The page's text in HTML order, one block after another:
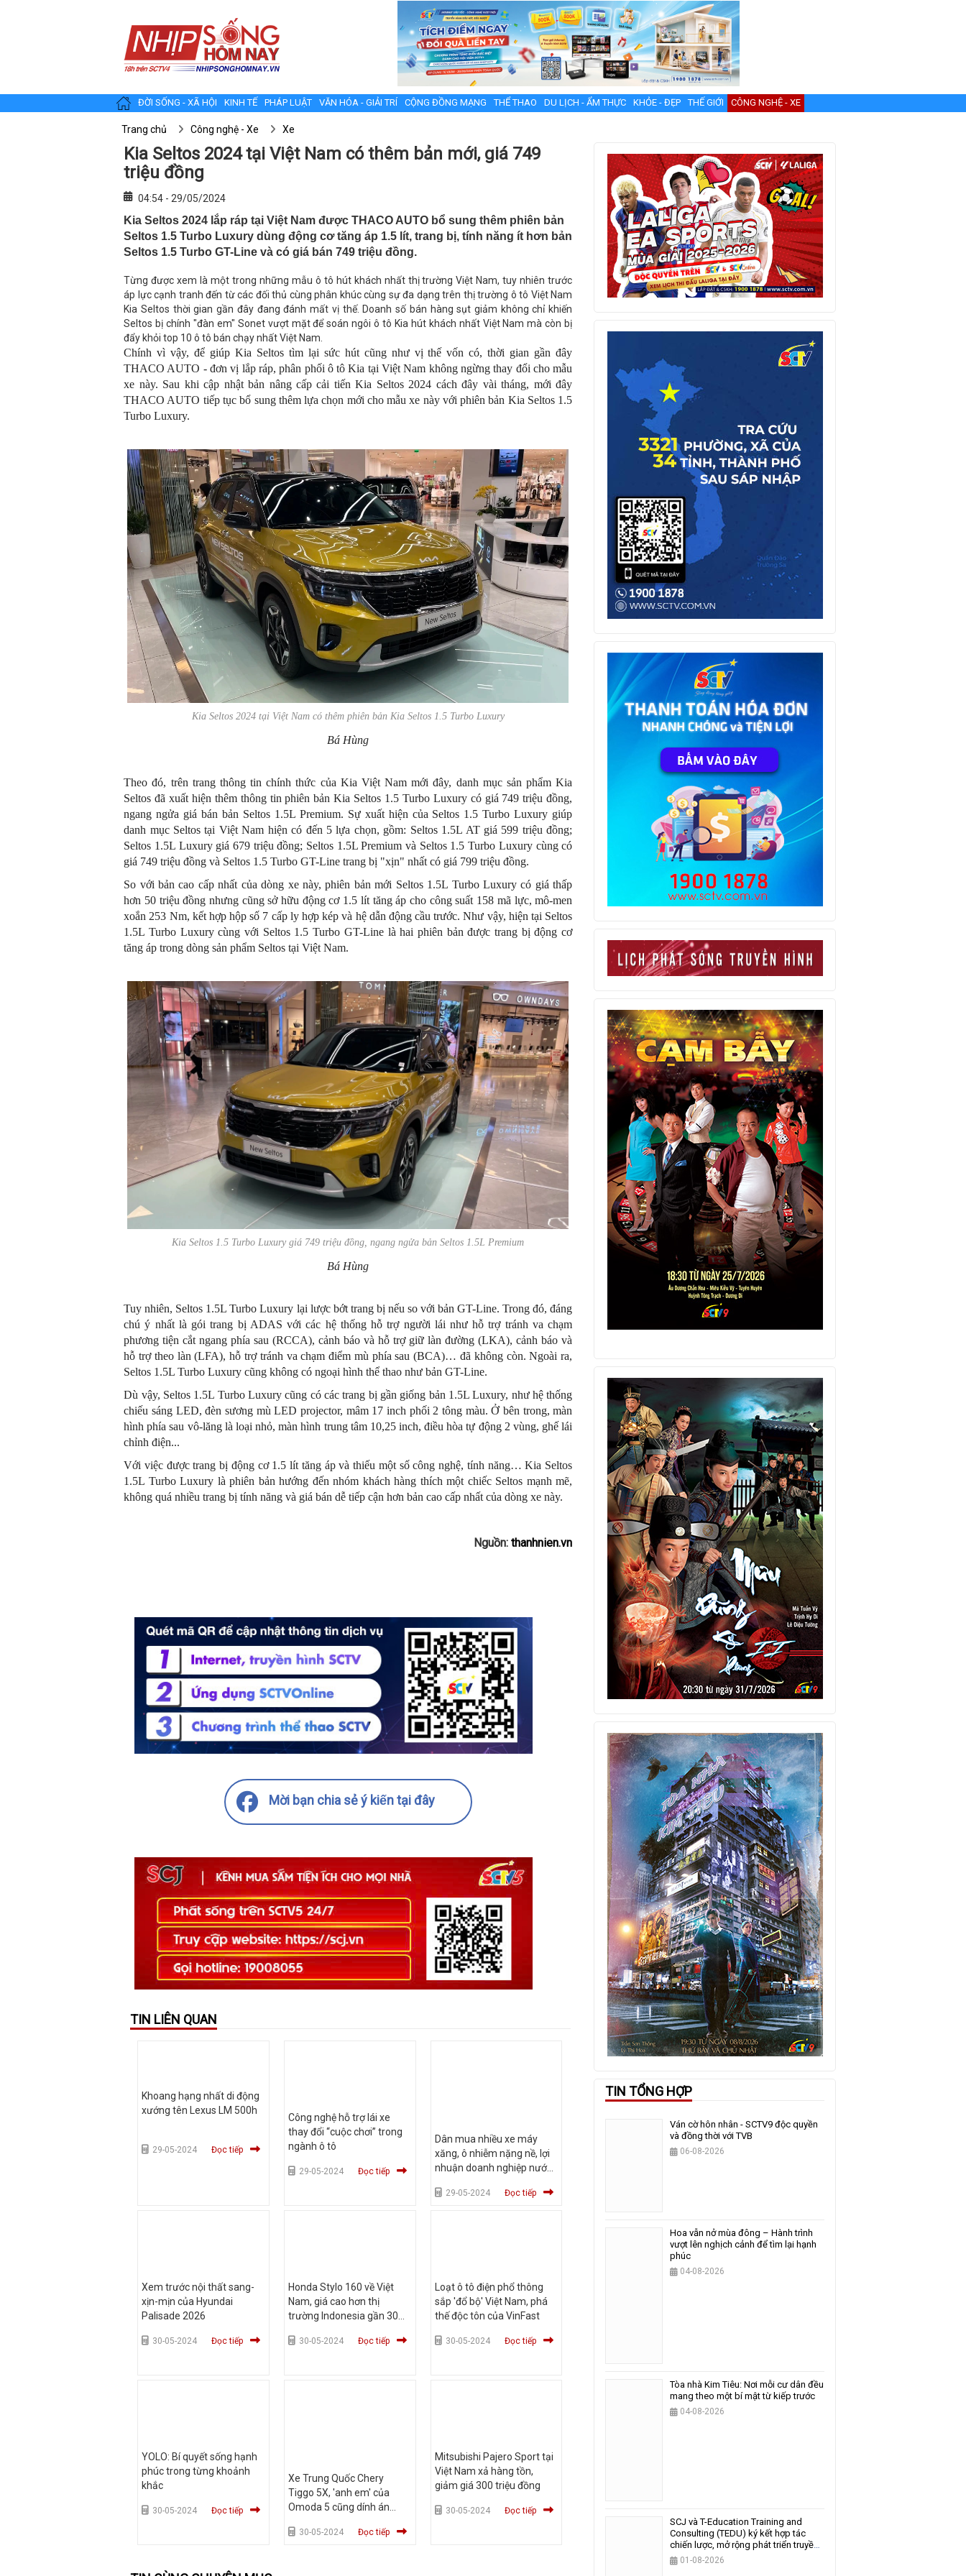
ĐỜI SỐNG - XÃ HỘI KINH TẾ PHÁP LUẬT VĂN HÓA - GIẢI TRÍ CỘNG ĐỒNG MẠNG THỂ THAO DU LỊCH - ẨM THỰC KHỎE - ĐẸP THẾ GIỚI CÔNG NGHỆ - XE
Trang chủ Công nghệ - Xe Xe
Kia Seltos 2024 tại Việt Nam có thêm bản mới, giá 749
triệu đồng
04:54 - 29/05/2024
Kia Seltos 2024 lắp ráp tại Việt Nam được THACO AUTO bổ sung thêm phiên bản
Seltos 1.5 Turbo Luxury dùng động cơ tăng áp 1.5 lít, trang bị, tính năng ít hơn bản
Seltos 1.5 Turbo GT-Line và có giá bán 749 triệu đồng.
Từng được xem là một trong những mẫu ô tô hút khách nhất thị trường Việt Nam, tuy nhiên trước
áp lực cạnh tranh đến từ các đối thủ cùng phân khúc cùng sự đa dạng trên thị trường ô tô Việt Nam
Kia Seltos thời gian gần đây đang đánh mất vị thế. Doanh số bán hàng sụt giảm không chỉ khiến
Seltos bị chính "đàn em" Sonet vượt mặt để soán ngôi ô tô Kia hút khách nhất Việt Nam mà còn bị
đẩy khỏi top 10 ô tô bán chạy nhất Việt Nam.
Chính vì vậy, để giúp Kia Seltos tìm lại sức hút cũng như vị thế vốn có, thời gian gần đây
THACO AUTO - đơn vị lắp ráp, phân phối ô tô Kia tại Việt Nam không ngừng thay đổi cho mẫu
xe này. Sau khi cập nhật bản nâng cấp cải tiến Kia Seltos 2024 cách đây vài tháng, mới đây
THACO AUTO tiếp tục bổ sung thêm lựa chọn mới cho mẫu xe này với phiên bản Kia Seltos 1.5
Turbo Luxury.
Kia Seltos 2024 tại Việt Nam có thêm phiên bản Kia Seltos 1.5 Turbo Luxury
Bá Hùng
Theo đó, trên trang thông tin chính thức của Kia Việt Nam mới đây, danh mục sản phẩm Kia
Seltos đã xuất hiện thêm thông tin phiên bản Kia Seltos 1.5 Turbo Luxury có giá 749 triệu đồng,
ngang ngửa giá bán bản Seltos 1.5L Premium. Sự xuất hiện của Seltos 1.5 Turbo Luxury giúp
danh mục Seltos tại Việt Nam hiện có đến 5 lựa chọn, gồm: Seltos 1.5L AT giá 599 triệu đồng;
Seltos 1.5L Luxury giá 679 triệu đồng; Seltos 1.5L Premium và Seltos 1.5 Turbo Luxury cùng có
giá 749 triệu đồng và Seltos 1.5 Turbo GT-Line trang bị "xịn" nhất có giá 799 triệu đồng.
So với bản cao cấp nhất của dòng xe này, phiên bản mới Seltos 1.5L Turbo Luxury có giá thấp
hơn 50 triệu đồng nhưng cũng sở hữu động cơ 1.5 lít tăng áp cho công suất 158 mã lực, mô-men
xoắn 253 Nm, kết hợp hộp số 7 cấp ly hợp kép và hệ dẫn động cầu trước. Như vậy, hiện tại Seltos
1.5L Turbo Luxury cùng với Seltos 1.5 Turbo GT-Line là hai phiên bản được trang bị động cơ
tăng áp trong dòng sản phẩm Seltos tại Việt Nam.
Kia Seltos 1.5 Turbo Luxury giá 749 triệu đồng, ngang ngửa bản Seltos 1.5L Premium
Bá Hùng
Tuy nhiên, Seltos 1.5L Turbo Luxury lại lược bớt trang bị nếu so với bản GT-Line. Trong đó, đáng
chú ý nhất là gói trang bị ADAS với các hệ thống hỗ trợ người lái như hỗ trợ tránh va chạm
phương tiện cắt ngang phía sau (RCCA), cảnh báo và hỗ trợ giữ làn đường (LKA), cảnh báo và
hỗ trợ theo làn (LFA), hỗ trợ tránh va chạm điểm mù phía sau (BCA)… đã không còn. Ngoài ra,
Seltos 1.5L Turbo Luxury cũng không có ngoại hình thể thao như bản GT-Line.
Dù vậy, Seltos 1.5L Turbo Luxury cũng có các trang bị gần giống bản 1.5L Luxury, như hệ thống
chiếu sáng LED, đèn sương mù LED projector, mâm 17 inch phối 2 tông màu. Ở bên trong, màn
hình phía sau vô-lăng là loại nhỏ, màn hình trung tâm 10,25 inch, điều hòa tự động 2 vùng, ghế lái
chỉnh điện...
Với việc được trang bị động cơ 1.5 lít tăng áp và thiếu một số công nghệ, tính năng… Kia Seltos
1.5L Turbo Luxury là phiên bản hướng đến nhóm khách hàng thích một chiếc Seltos mạnh mẽ,
không quá nhiều trang bị tính năng và giá bán dễ tiếp cận hơn bản cao cấp nhất của dòng xe này.
Nguồn:thanhnien.vn
Mời bạn chia sẻ ý kiến tại đây
TIN LIÊN QUAN
Khoang hạng nhất di động
xướng tên Lexus LM 500h
29-05-2024 Đọc tiếp
Công nghệ hỗ trợ lái xe
thay đổi “cuộc chơi” trong
ngành ô tô
29-05-2024 Đọc tiếp
Dân mua nhiều xe máy
xăng, ô nhiễm nặng nề, lợi
nhuận doanh nghiệp nước
29-05-2024 Đọc tiếp
Xem trước nội thất sang-
xịn-mịn của Hyundai
Palisade 2026
30-05-2024 Đọc tiếp
Honda Stylo 160 về Việt
Nam, giá cao hơn thị
trường Indonesia gần 30
30-05-2024 Đọc tiếp
Loạt ô tô điện phổ thông
sắp 'đổ bộ' Việt Nam, phá
thế độc tôn của VinFast
30-05-2024 Đọc tiếp
YOLO: Bí quyết sống hạnh
phúc trong từng khoảnh
khắc
30-05-2024 Đọc tiếp
Xe Trung Quốc Chery
Tiggo 5X, 'anh em' của
Omoda 5 cũng dính án
30-05-2024 Đọc tiếp
Mitsubishi Pajero Sport tại
Việt Nam xả hàng tồn,
giảm giá 300 triệu đồng
30-05-2024 Đọc tiếp
TIN TỔNG HỢP
Ván cờ hôn nhân - SCTV9 độc quyền
và đồng thời với TVB
06-08-2026
Hoa vẫn nở mùa đông – Hành trình
vượt lên nghịch cảnh để tìm lại hạnh
phúc
04-08-2026
Tòa nhà Kim Tiêu: Nơi mỗi cư dân đều
mang theo một bí mật từ kiếp trước
04-08-2026
SCJ và T-Education Training and
Consulting (TEDU) ký kết hợp tác
chiến lược, mở rộng phát triển truyền
thông và giáo dục
01-08-2026